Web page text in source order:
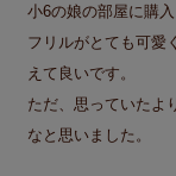
小6の娘の部屋に購入
フリルがとても可愛
えて良いです。
ただ、思っていたよ
なと思いました。